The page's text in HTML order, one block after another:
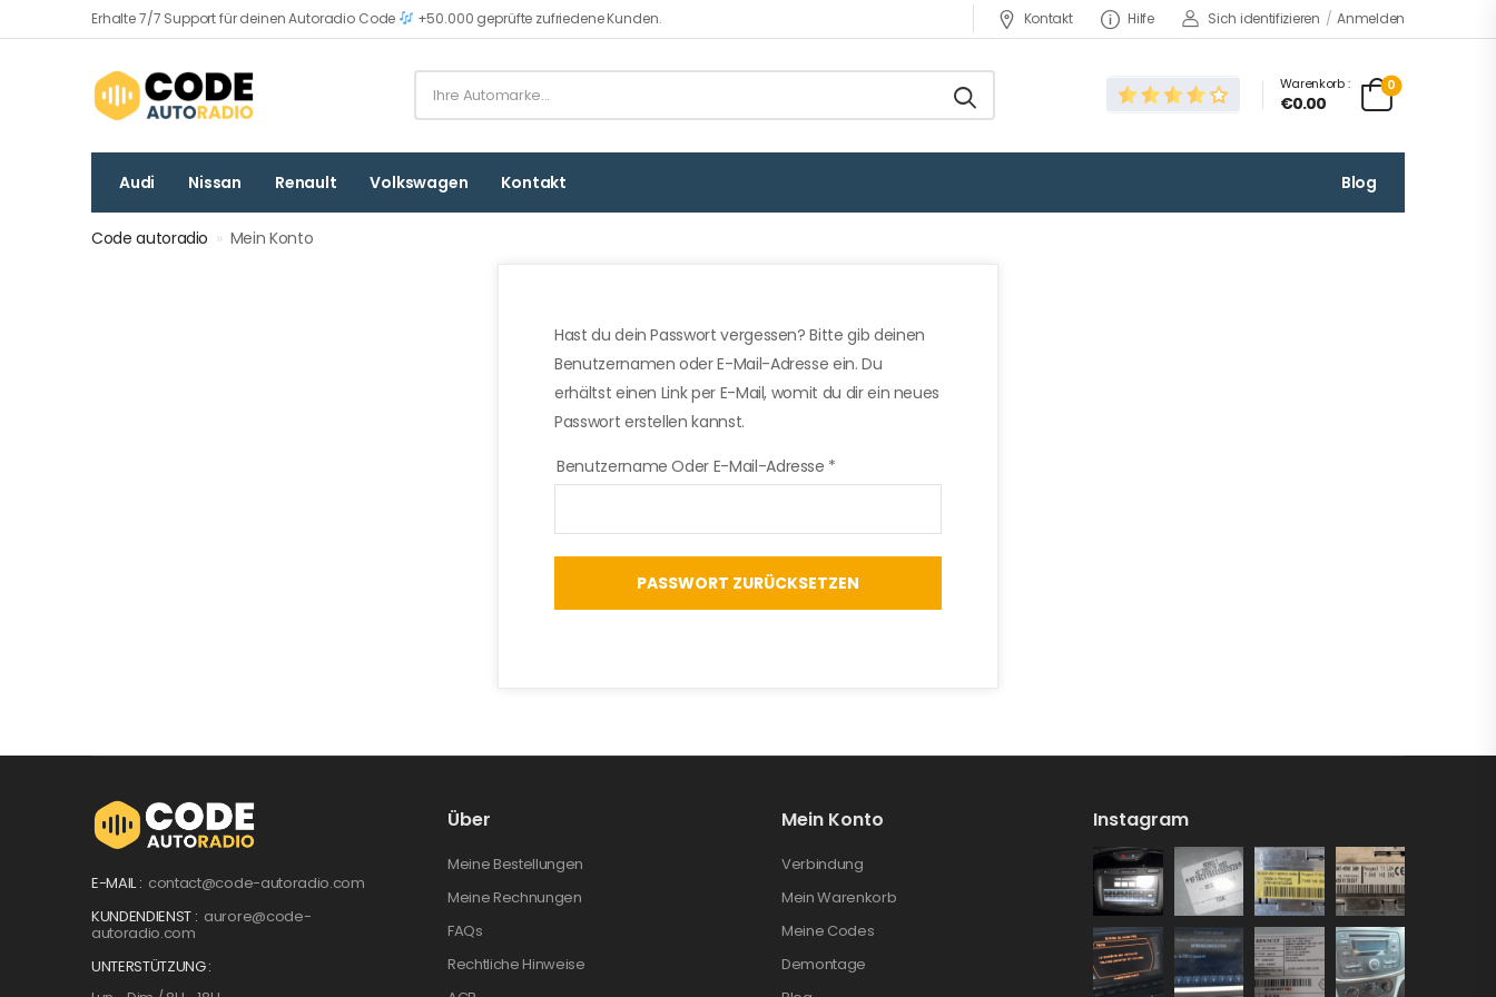
Erhalte 7/7 Support für deinen Autoradio Code +50.000 geprüfte zufriedene Kunden. Kontakt Hilfe Sich identifizieren / Anmelden
Warenkorb :
€0.00
0
Audi Nissan Renault Volkswagen Kontakt Blog
Code autoradio » Mein Konto
Hast du dein Passwort vergessen? Bitte gib deinen
Benutzernamen oder E-Mail-Adresse ein. Du
erhältst einen Link per E-Mail, womit du dir ein neues
Passwort erstellen kannst.
Benutzername Oder E-Mail-Adresse *
PASSWORT ZURÜCKSETZEN
E-MAIL : contact@code-autoradio.com
KUNDENDIENST : aurore@code-
autoradio.com
UNTERSTÜTZUNG :
Über
Meine Bestellungen
Meine Rechnungen
FAQs
Rechtliche Hinweise
Mein Konto
Verbindung
Mein Warenkorb
Meine Codes
Demontage
Instagram